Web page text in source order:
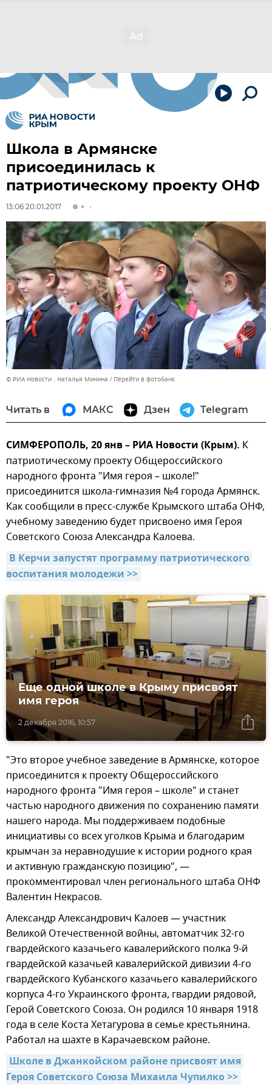
Школа в Армянске
присоединилась к
патриотическому проекту ОНФ
13:06 20.01.2017
© РИА Новости . Наталья Минина Перейти в фотобанк
Читать в МАКС Дзен Telegram
СИМФЕРОПОЛЬ, 20 янв – РИА Новости (Крым). К
патриотическому проекту Общероссийского
народного фронта "Имя героя – школе!"
присоединится школа-гимназия №4 города Армянск.
Как сообщили в пресс-службе Крымского штаба ОНФ,
учебному заведению будет присвоено имя Героя
Советского Союза Александра Калоева.
В Керчи запустят программу патриотического
воспитания молодежи >>
2 декабря 2016, 10:57
Еще одной школе в Крыму присвоят
имя героя
"Это второе учебное заведение в Армянске, которое
присоединится к проекту Общероссийского
народного фронта "Имя героя – школе" и станет
частью народного движения по сохранению памяти
нашего народа. Мы поддерживаем подобные
инициативы со всех уголков Крыма и благодарим
крымчан за неравнодушие к истории родного края
и активную гражданскую позицию", —
прокомментировал член регионального штаба ОНФ
Валентин Некрасов.
Александр Александрович Калоев — участник
Великой Отечественной войны, автоматчик 32-го
гвардейского казачьего кавалерийского полка 9-й
гвардейской казачьей кавалерийской дивизии 4-го
гвардейского Кубанского казачьего кавалерийского
корпуса 4-го Украинского фронта, гвардии рядовой,
Герой Советского Союза. Он родился 10 января 1918
года в селе Коста Хетагурова в семье крестьянина.
Работал на шахте в Карачаевском районе.
Школе в Джанкойском районе присвоят имя
Героя Советского Союза Михаила Чупилко >>